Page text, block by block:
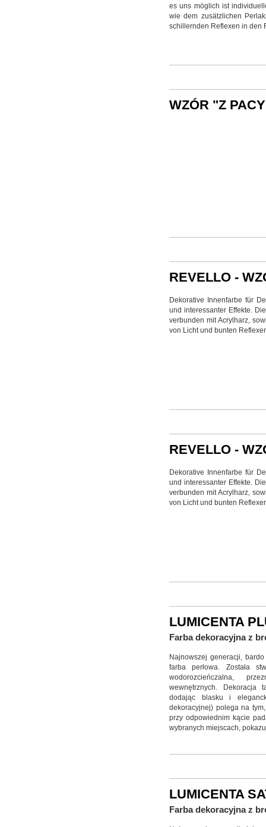
es uns möglich ist
wie dem zusätzlichen
schillernden Reflexen in den
WZÓR "Z
REVELLO -
Dekorative Innenfarbe für
und interessanter Effekte.
verbunden mit Acrylharz,
von Licht und bunten
REVELLO -
Dekorative Innenfarbe für
und interessanter Effekte.
verbunden mit Acrylharz,
von Licht und bunten
LUMICENTA
Farba dekoracyjna z
Najnowszej generacji,
farba perłowa. Została
wodorozcieńczalna,
wewnętrznych. Dekoracja
dodając blasku i
dekoracyjnej) polega na
przy odpowiednim kącie
wybranych miejscach,
LUMICENTA
Farba dekoracyjna z